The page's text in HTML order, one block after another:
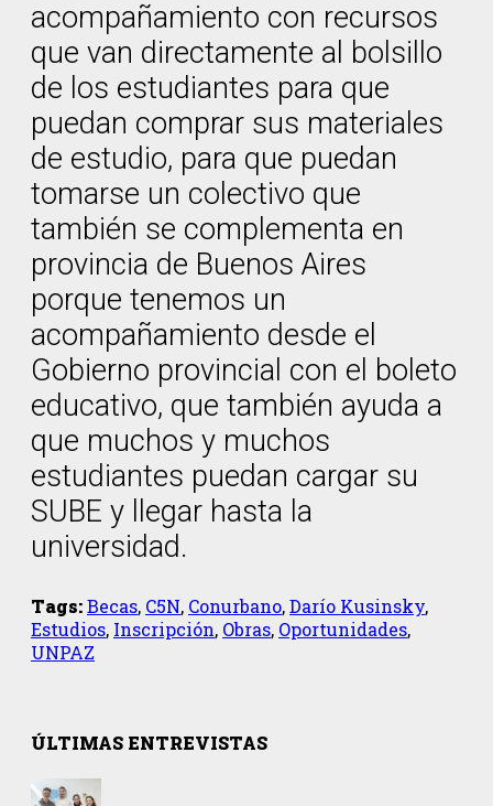
acompañamiento con recursos
que van directamente al bolsillo
de los estudiantes para que
puedan comprar sus materiales
de estudio, para que puedan
tomarse un colectivo que
también se complementa en
provincia de Buenos Aires
porque tenemos un
acompañamiento desde el
Gobierno provincial con el boleto
educativo, que también ayuda a
que muchos y muchos
estudiantes puedan cargar su
SUBE y llegar hasta la
universidad.
Tags:Becas, C5N, Conurbano,Darío Kusinsky,
Estudios, Inscripción, Obras, Oportunidades,
UNPAZ
ÚLTIMAS ENTREVISTAS